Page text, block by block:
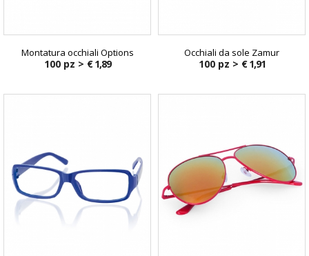
Montatura occhiali Options
100 pz > € 1,89
Occhiali da sole Zamur
100 pz > € 1,91